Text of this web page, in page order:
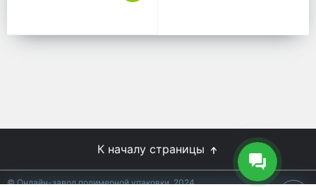
К началу страницы
© Онлайн-завод полимерной упаковки, 2024